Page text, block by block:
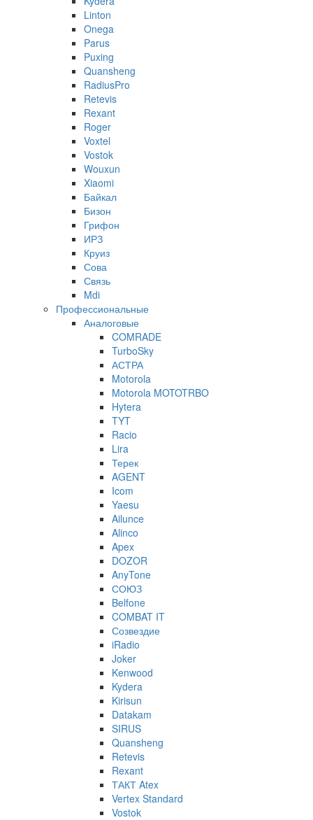
Linton
Onega
Parus
Puxing
Quansheng
RadiusPro
Retevis
Rexant
Roger
Voxtel
Vostok
Wouxun
Xiaomi
Байкал
Бизон
Грифон
ИРЗ
Круиз
Сова
Связь
Mdi
Профессиональные
Аналоговые
COMRADE
TurboSky
АСТРА
Motorola
Motorola MOTOTRBO
Hytera
TYT
Racio
Lira
Терек
AGENT
Icom
Yaesu
Ailunce
Alinco
Apex
DOZOR
AnyTone
СОЮЗ
Belfone
COMBAT IT
Созвездие
iRadio
Joker
Kenwood
Kydera
Kirisun
Datakam
SIRUS
Quansheng
Retevis
Rexant
ТАКТ Atex
Vertex Standard
Vostok